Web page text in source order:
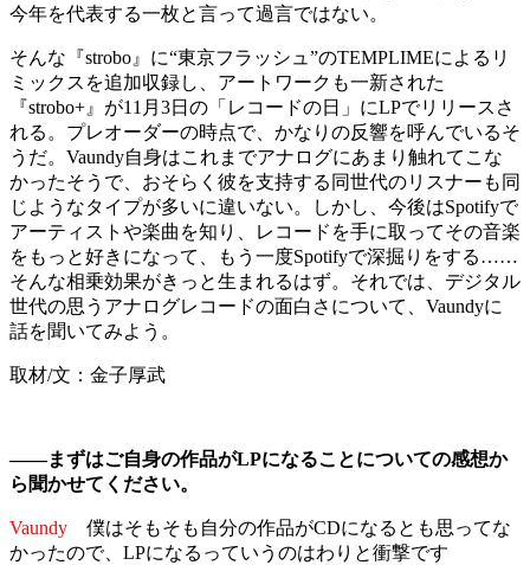
今年を代表する一枚と言って過言ではない。
そんな『strobo』に“東京フラッシュ”のTEMPLIMEによるリ
ミックスを追加収録し、アートワークも一新された
『strobo+』が11月3日の「レコードの日」にLPでリリースさ
れる。プレオーダーの時点で、かなりの反響を呼んでいるそ
うだ。Vaundy自身はこれまでアナログにあまり触れてこな
かったそうで、おそらく彼を支持する同世代のリスナーも同
じようなタイプが多いに違いない。しかし、今後はSpotifyで
アーティストや楽曲を知り、レコードを手に取ってその音楽
をもっと好きになって、もう一度Spotifyで深掘りをする……
そんな相乗効果がきっと生まれるはず。それでは、デジタル
世代の思うアナログレコードの面白さについて、Vaundyに
話を聞いてみよう。
取材/文：金子厚武
――まずはご自身の作品がLPになることについての感想か
ら聞かせてください。
Vaundy 僕はそもそも自分の作品がCDになるとも思ってな
かったので、LPになるっていうのはわりと衝撃です